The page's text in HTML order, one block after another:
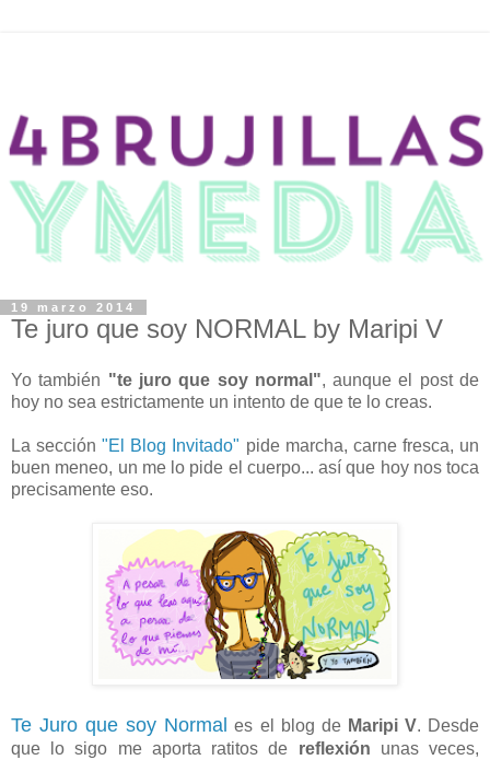
19 marzo 2014
Te juro que soy NORMAL by Maripi V
Yo también "te juro que soy normal", aunque el post de
hoy no sea estrictamente un intento de que te lo creas.
La sección"El Blog Invitado" pide marcha, carne fresca, un
buen meneo, un me lo pide el cuerpo... así que hoy nos toca
precisamente eso.
Te Juro que soy Normal es el blog de Maripi V. Desde
que lo sigo me aporta ratitos de reflexión unas veces,